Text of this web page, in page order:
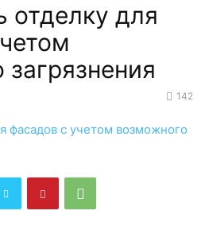
отделку для
142